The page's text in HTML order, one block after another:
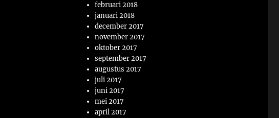
februari 2018
januari 2018
december 2017
november 2017
oktober 2017
september 2017
augustus 2017
juli 2017
juni 2017
mei 2017
april 2017